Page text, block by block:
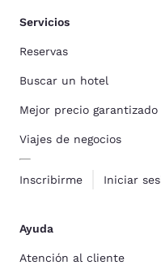
Servicios
Reservas
Buscar un hotel
Mejor precio garantizado
Viajes de negocios
Inscribirme Iniciar
Ayuda
Atención al cliente